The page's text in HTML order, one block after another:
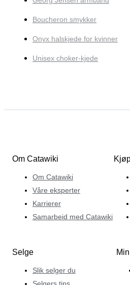
Boucheron smykker
Onyx halskjede for kvinner
Unisex choker-kjede
Om Catawiki
Om Catawiki
Våre eksperter
Karrierer
Samarbeid med Catawiki
Selge
Slik selger du